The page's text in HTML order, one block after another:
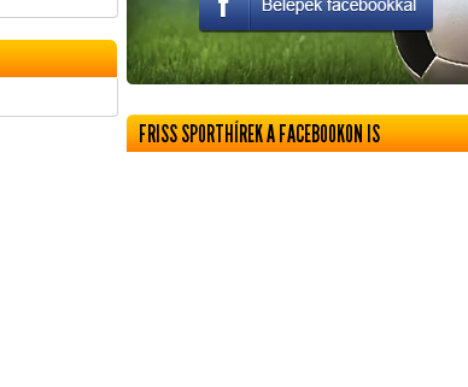
FRISS SPORTHÍREK A FACEBOOKON IS